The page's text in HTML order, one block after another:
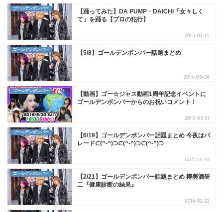
ゴールデンボンバー
【踊ってみた】DA PUMP・DAICHI「女々しく
て」を踊る【プロの犯行】
2015-03-15
ゴールデンボンバー 【5/8】ゴールデンボンバー話題まとめ
2014-05-08
ゴールデンボンバー
【動画】ゴー☆ジャス動画1周年記念イベントに
ゴールデンボンバーからのお祝いコメント！
2015-05-31
ゴールデンボンバー
【6/19】ゴールデンボンバー話題まとめ 今夜はパ
レード⊂(^-^)⊃⊂(^-^)⊃⊂(^-^)⊃
2015-06-20
ゴールデンボンバー
【2/21】ゴールデンボンバー話題まとめ 樽美酒研
二『健康診断の結果』
2016-02-22